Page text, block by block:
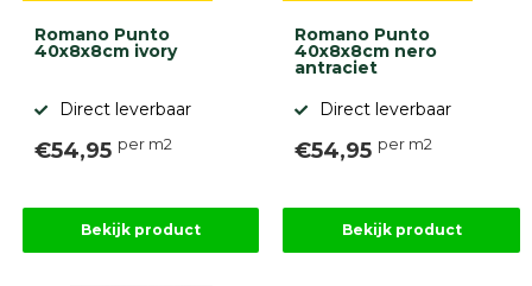
tuinproject
(informatie)
Onlinebestrating.nl
9.1
Romano Punto
40x8x8cm ivory
Direct leverbaar
€54,95 per m2
Bekijk product
Romano Punto
40x8x8cm nero
antraciet
Direct leverbaar
€54,95 per m2
Bekijk product